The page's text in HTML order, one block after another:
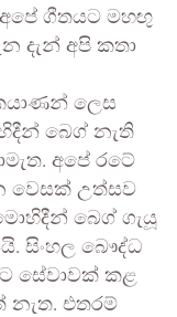
අපේ ගීතයට මහඟු
දැන් අපි කතා
ලෙස
බෙග් නැති
අපේ රටේ
වෙසක් උත්සව
බෙග් ගැයූ
සිංහල බෞද්ධ
සේවාවක් කළ
නැත. එතරම්